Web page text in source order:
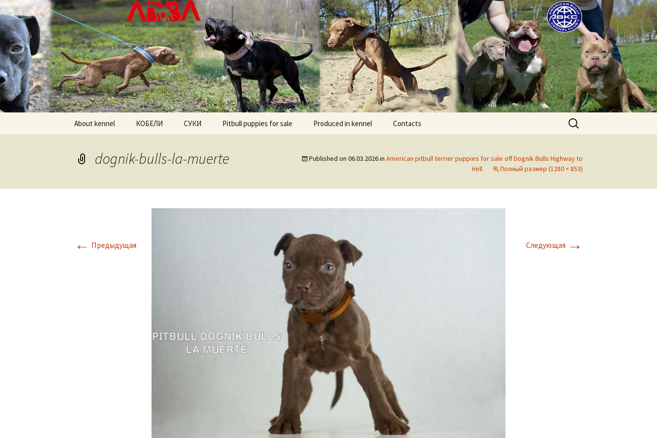
DOGNIK BULLS
American pitbull terrier kennel DOGNIK BULLS Europe. ADBA registered. APBT puppies for sale. Worldwide shipping
About kennel КОБЕЛИ
питбультерьер
СУКИ
питбультерьер
Pitbull puppies for sale Produced in kennel Contacts
Найти:
dognik-bulls-la-muerte Published on 06.03.2026in American pitbull terrier puppies for sale off Dognik Bulls Highway to
Hell
Полный размер (1280 × 853)
← Предыдущая Следующая →